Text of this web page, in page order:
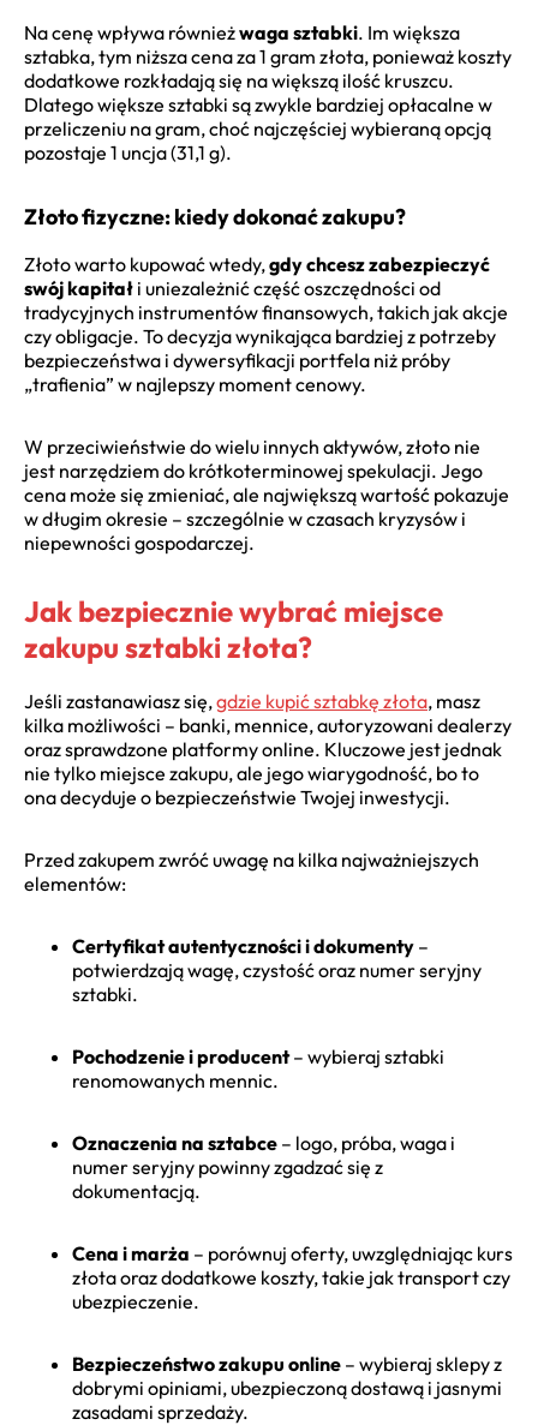
Na cenę wpływa równieżwaga sztabki. Im większa
sztabka, tym niższa cena za 1 gram złota, ponieważ koszty
dodatkowe rozkładają się na większą ilość kruszcu.
Dlatego większe sztabki są zwykle bardziej opłacalne w
przeliczeniu na gram, choć najczęściej wybieraną opcją
pozostaje 1 uncja (31,1 g).
Złoto fizyczne: kiedy dokonać zakupu?
Złoto warto kupować wtedy,gdy chcesz zabezpieczyć
swój kapitał i uniezależnić część oszczędności od
tradycyjnych instrumentów finansowych, takich jak akcje
czy obligacje. To decyzja wynikająca bardziej z potrzeby
bezpieczeństwa i dywersyfikacji portfela niż próby
„trafienia” w najlepszy moment cenowy.
W przeciwieństwie do wielu innych aktywów, złoto nie
jest narzędziem do krótkoterminowej spekulacji. Jego
cena może się zmieniać, ale największą wartość pokazuje
w długim okresie – szczególnie w czasach kryzysów i
niepewności gospodarczej.
Jak bezpiecznie wybrać miejsce
zakupu sztabki złota?
Jeśli zastanawiasz się,gdzie kupić sztabkę złota, masz
kilka możliwości – banki, mennice, autoryzowani dealerzy
oraz sprawdzone platformy online. Kluczowe jest jednak
nie tylko miejsce zakupu, ale jego wiarygodność, bo to
ona decyduje o bezpieczeństwie Twojej inwestycji.
Przed zakupem zwróć uwagę na kilka najważniejszych
elementów:
Certyfikat autentyczności i dokumenty –
potwierdzają wagę, czystość oraz numer seryjny
sztabki.
Pochodzenie i producent– wybieraj sztabki
renomowanych mennic.
Oznaczenia na sztabce – logo, próba, waga i
numer seryjny powinny zgadzać się z
dokumentacją.
Cena i marża – porównuj oferty, uwzględniając kurs
złota oraz dodatkowe koszty, takie jak transport czy
ubezpieczenie.
Bezpieczeństwo zakupu online – wybieraj sklepy z
dobrymi opiniami, ubezpieczoną dostawą i jasnymi
zasadami sprzedaży.